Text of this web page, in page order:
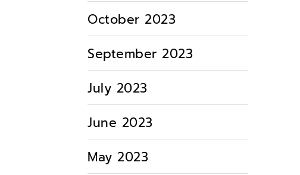
October 2023
September 2023
July 2023
June 2023
May 2023